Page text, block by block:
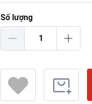
Số lượng